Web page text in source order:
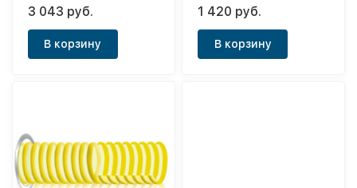
3 043 руб.
В корзину
1 420 руб.
В корзину